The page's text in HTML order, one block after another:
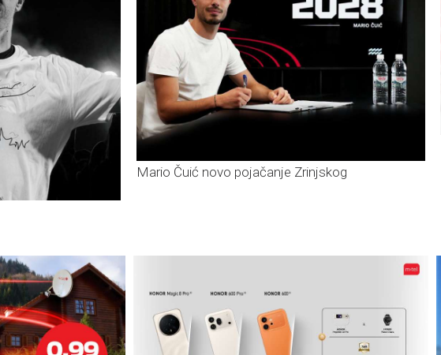
Mario Čuić novo pojačanje Zrinjskog